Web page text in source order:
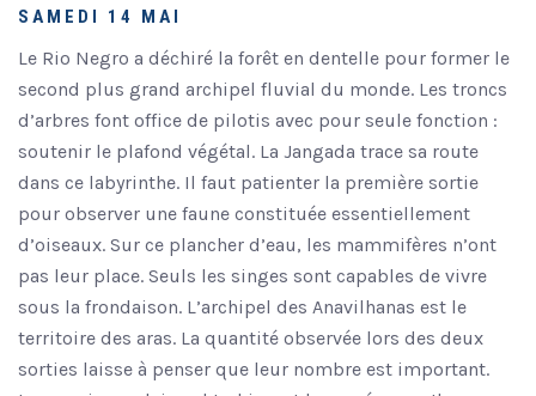
SAMEDI 14 MAI
Le Rio Negro a déchiré la forêt en dentelle pour former le
second plus grand archipel fluvial du monde. Les troncs
d’arbres font office de pilotis avec pour seule fonction :
soutenir le plafond végétal. La Jangada trace sa route
dans ce labyrinthe. Il faut patienter la première sortie
pour observer une faune constituée essentiellement
d’oiseaux. Sur ce plancher d’eau, les mammifères n’ont
pas leur place. Seuls les singes sont capables de vivre
sous la frondaison. L’archipel des Anavilhanas est le
territoire des aras. La quantité observée lors des deux
sorties laisse à penser que leur nombre est important.